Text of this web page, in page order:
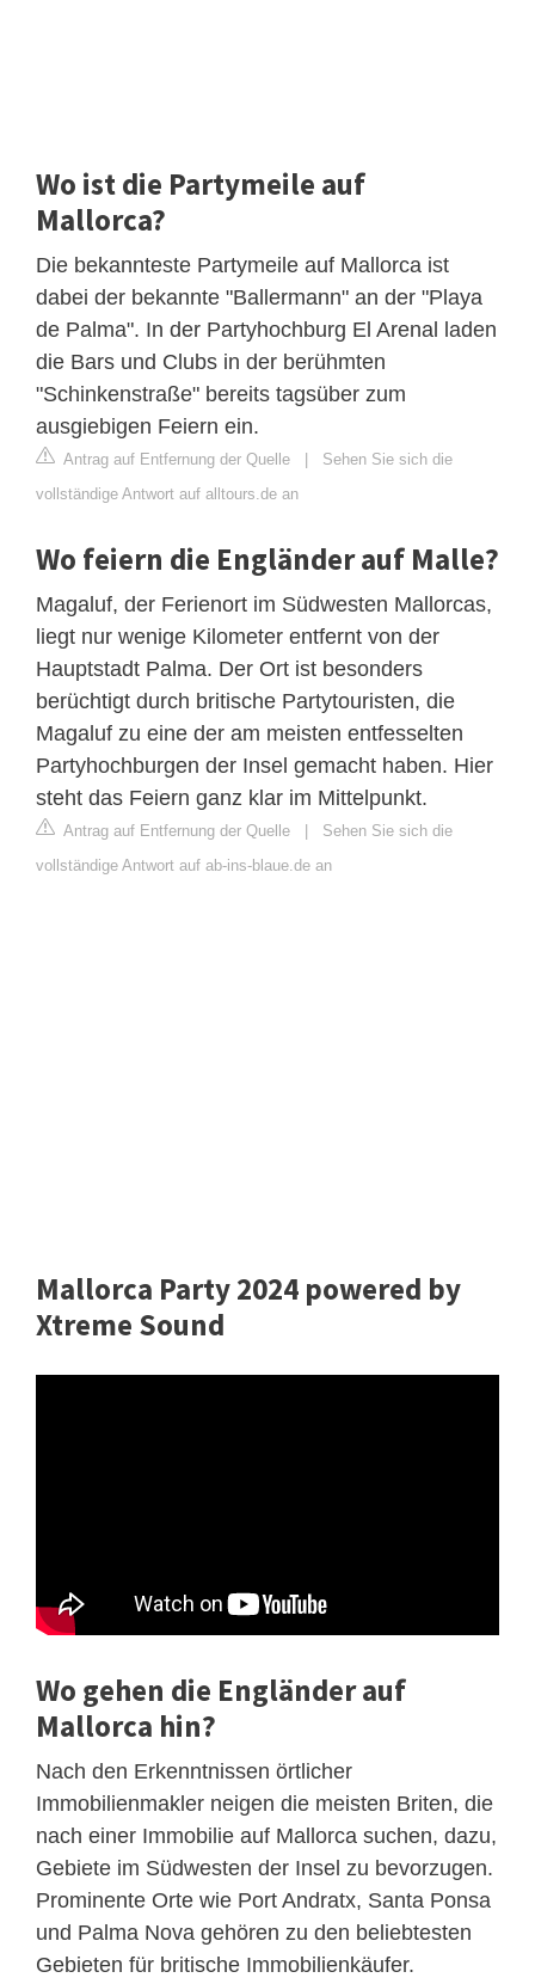
Wo ist die Partymeile auf
Mallorca?
Die bekannteste Partymeile auf Mallorca ist
dabei der bekannte "Ballermann" an der "Playa
de Palma". In der Partyhochburg El Arenal laden
die Bars und Clubs in der berühmten
"Schinkenstraße" bereits tagsüber zum
ausgiebigen Feiern ein.
Antrag auf Entfernung der Quelle
Sehen Sie sich die
vollständige Antwort auf alltours.de an
Wo feiern die Engländer auf Malle?
Magaluf, der Ferienort im Südwesten Mallorcas,
liegt nur wenige Kilometer entfernt von der
Hauptstadt Palma. Der Ort ist besonders
berüchtigt durch britische Partytouristen, die
Magaluf zu eine der am meisten entfesselten
Partyhochburgen der Insel gemacht haben. Hier
steht das Feiern ganz klar im Mittelpunkt.
Antrag auf Entfernung der Quelle
Sehen Sie sich die
vollständige Antwort auf ab-ins-blaue.de an
Mallorca Party 2024 powered by
Xtreme Sound
Wo gehen die Engländer auf
Mallorca hin?
Nach den Erkenntnissen örtlicher
Immobilienmakler neigen die meisten Briten, die
nach einer Immobilie auf Mallorca suchen, dazu,
Gebiete im Südwesten der Insel zu bevorzugen.
Prominente Orte wie Port Andratx, Santa Ponsa
und Palma Nova gehören zu den beliebtesten
Gebieten für britische Immobilienkäufer.